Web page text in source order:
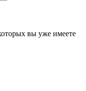
вы уже имеете